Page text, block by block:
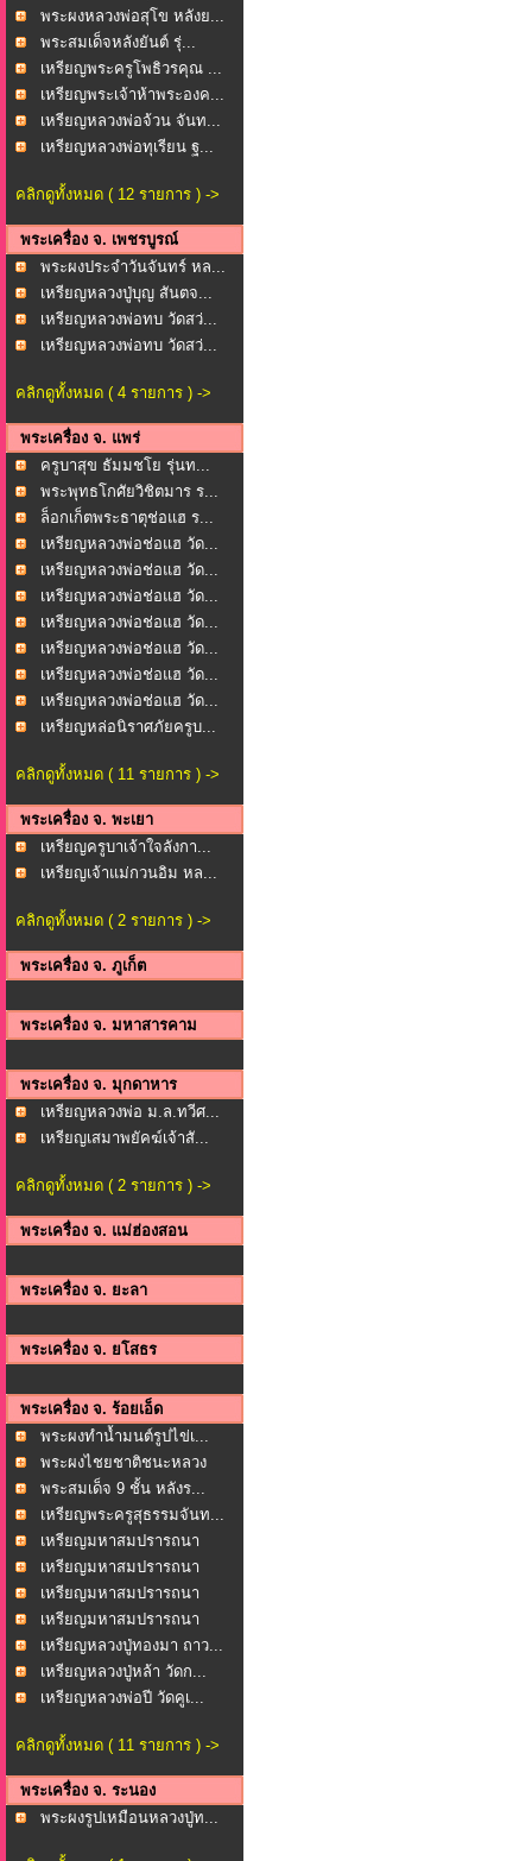
พระผงหลวงพ่อสุโข หลังย...
พระสมเด็จหลังยันต์ รุ่...
เหรียญพระครูโพธิวรคุณ ...
เหรียญพระเจ้าห้าพระองค...
เหรียญหลวงพ่อจ้วน จันท...
เหรียญหลวงพ่อทุเรียน ฐ...
คลิกดูทั้งหมด ( 12 รายการ ) ->
พระเครื่อง จ. เพชรบูรณ์
พระผงประจำวันจันทร์ หล...
เหรียญหลวงปู่บุญ สันตจ...
เหรียญหลวงพ่อทบ วัดสว่...
เหรียญหลวงพ่อทบ วัดสว่...
คลิกดูทั้งหมด ( 4 รายการ ) ->
พระเครื่อง จ. แพร่
ครูบาสุข ธัมมชโย รุ่นท...
พระพุทธโกศัยวิชิตมาร ร...
ล็อกเก็ตพระธาตุช่อแฮ ร...
เหรียญหลวงพ่อช่อแฮ วัด...
เหรียญหลวงพ่อช่อแฮ วัด...
เหรียญหลวงพ่อช่อแฮ วัด...
เหรียญหลวงพ่อช่อแฮ วัด...
เหรียญหลวงพ่อช่อแฮ วัด...
เหรียญหลวงพ่อช่อแฮ วัด...
เหรียญหลวงพ่อช่อแฮ วัด...
เหรียญหล่อนิราศภัยครูบ...
คลิกดูทั้งหมด ( 11 รายการ ) ->
พระเครื่อง จ. พะเยา
เหรียญครูบาเจ้าใจลังกา...
เหรียญเจ้าแม่กวนอิม หล...
คลิกดูทั้งหมด ( 2 รายการ ) ->
พระเครื่อง จ. ภูเก็ต
พระเครื่อง จ. มหาสารคาม
พระเครื่อง จ. มุกดาหาร
เหรียญหลวงพ่อ ม.ล.ทวีศ...
เหรียญเสมาพยัคฆ์เจ้าสั...
คลิกดูทั้งหมด ( 2 รายการ ) ->
พระเครื่อง จ. แม่ฮ่องสอน
พระเครื่อง จ. ยะลา
พระเครื่อง จ. ยโสธร
พระเครื่อง จ. ร้อยเอ็ด
พระผงทำน้ำมนต์รูปไข่เ...
พระผงไชยชาติชนะหลวง
พ่อ... พระสมเด็จ 9 ชั้น หลังร...
เหรียญพระครูสุธรรมจันท...
เหรียญมหาสมปรารถนา
หลวง...เหรียญมหาสมปรารถนา
หลวง...เหรียญมหาสมปรารถนา
หลวง...เหรียญมหาสมปรารถนา
หลวง...เหรียญหลวงปู่ทองมา ถาว...
เหรียญหลวงปู่หล้า วัดก...
เหรียญหลวงพ่อปี วัดคูเ...
คลิกดูทั้งหมด ( 11 รายการ ) ->
พระเครื่อง จ. ระนอง
พระผงรูปเหมือนหลวงปู่ท...